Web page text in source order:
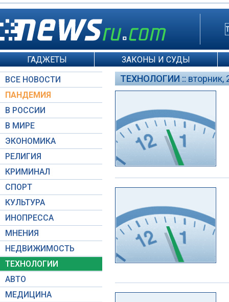
ГАДЖЕТЫ ЗАКОНЫ И СУДЫ
ВСЕ НОВОСТИ
ПАНДЕМИЯ
В РОССИИ
В МИРЕ
ЭКОНОМИКА
РЕЛИГИЯ
КРИМИНАЛ
СПОРТ
КУЛЬТУРА
ИНОПРЕССА
МНЕНИЯ
НЕДВИЖИМОСТЬ
ТЕХНОЛОГИИ
АВТО
МЕДИЦИНА
ТЕХНОЛОГИИ :: вторник,